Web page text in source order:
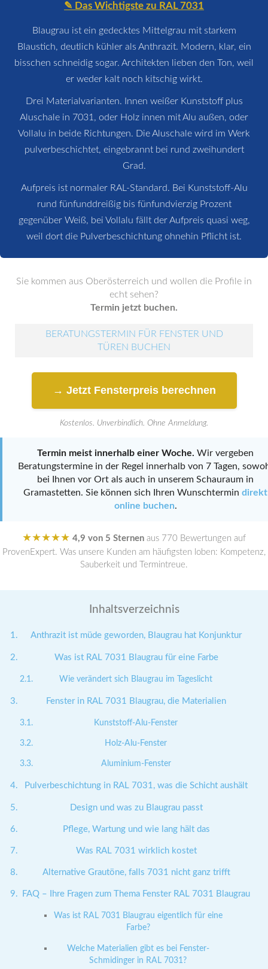
✎ Das Wichtigste zu RAL 7031
Blaugrau ist ein gedecktes Mittelgrau mit starkem
Blaustich, deutlich kühler als Anthrazit. Modern, klar, ein
bisschen schneidig sogar. Architekten lieben den Ton, weil
er weder kalt noch kitschig wirkt.
Drei Materialvarianten. Innen weißer Kunststoff plus
Aluschale in 7031, oder Holz innen mit Alu außen, oder
Vollalu in beide Richtungen. Die Aluschale wird im Werk
pulverbeschichtet, eingebrannt bei rund zweihundert
Grad.
Aufpreis ist normaler RAL-Standard. Bei Kunststoff-Alu
rund fünfunddreißig bis fünfundvierzig Prozent
gegenüber Weiß, bei Vollalu fällt der Aufpreis quasi weg,
weil dort die Pulverbeschichtung ohnehin Pflicht ist.
Sie kommen aus Oberösterreich und wollen die Profile in
echt sehen?
Termin jetzt buchen.
BERATUNGSTERMIN FÜR FENSTER UND
TÜREN BUCHEN
→ Jetzt Fensterpreis berechnen
Kostenlos. Unverbindlich. Ohne Anmeldung.
Termin meist innerhalb einer Woche. Wir vergeben
Beratungstermine in der Regel innerhalb von 7 Tagen,
bei Ihnen vor Ort als auch in unserem Schauraum in
Gramastetten. Sie können sich Ihren Wunschtermin direkt
online buchen.
★★★★★ 4,9 von 5 Sternen aus 770 Bewertungen auf
ProvenExpert. Was unsere Kunden am häufigsten loben: Kompetenz,
Sauberkeit und Termintreue.
Inhaltsverzeichnis
Anthrazit ist müde geworden, Blaugrau hat Konjunktur
Was ist RAL 7031 Blaugrau für eine Farbe
Wie verändert sich Blaugrau im Tageslicht
Fenster in RAL 7031 Blaugrau, die Materialien
Kunststoff-Alu-Fenster
Holz-Alu-Fenster
Aluminium-Fenster
Pulverbeschichtung in RAL 7031, was die Schicht aushält
Design und was zu Blaugrau passt
Pflege, Wartung und wie lang hält das
Was RAL 7031 wirklich kostet
Alternative Grautöne, falls 7031 nicht ganz trifft
FAQ – Ihre Fragen zum Thema Fenster RAL 7031 Blaugrau
Was ist RAL 7031 Blaugrau eigentlich für eine
Farbe?
Welche Materialien gibt es bei Fenster-
Schmidinger in RAL 7031?